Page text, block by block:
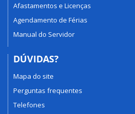
Afastamentos e Licenças
Agendamento de Férias
Manual do Servidor
DÚVIDAS?
Mapa do site
Perguntas frequentes
Telefones